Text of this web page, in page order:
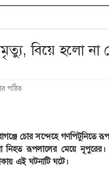
বিয়ে হলো না
পঠিত
চোর সন্দেহে গণপিটুনিতে
নিহত রূপলালের মেয়ে
এই ঘটনাটি ঘটে।